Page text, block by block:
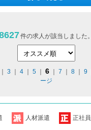
件の求人が該当しました。
3 4｜ 5｜ 6｜ 7 8｜ 9
ージ
人材派遣 正社員